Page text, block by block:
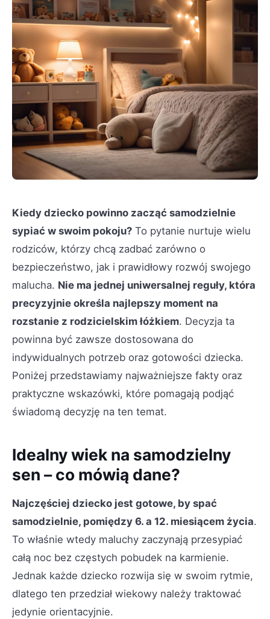
Kiedy dziecko powinno zacząć samodzielnie
sypiać w swoim pokoju? To pytanie nurtuje wielu
rodziców, którzy chcą zadbać zarówno o
bezpieczeństwo, jak i prawidłowy rozwój swojego
malucha. Nie ma jednej uniwersalnej reguły, która
precyzyjnie określa najlepszy moment na
rozstanie z rodzicielskim łóżkiem. Decyzja ta
powinna być zawsze dostosowana do
indywidualnych potrzeb oraz gotowości dziecka.
Poniżej przedstawiamy najważniejsze fakty oraz
praktyczne wskazówki, które pomagają podjąć
świadomą decyzję na ten temat.
Idealny wiek na samodzielny
sen – co mówią dane?
Najczęściej dziecko jest gotowe, by spać
samodzielnie, pomiędzy 6. a 12. miesiącem życia.
To właśnie wtedy maluchy zaczynają przesypiać
całą noc bez częstych pobudek na karmienie.
Jednak każde dziecko rozwija się w swoim rytmie,
dlatego ten przedział wiekowy należy traktować
jedynie orientacyjnie.